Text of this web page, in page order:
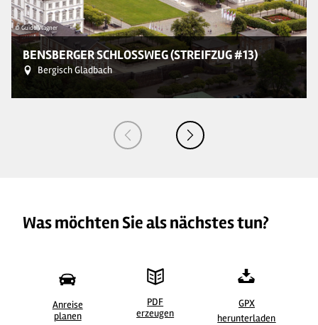
© Guido Wagner
BENSBERGER SCHLOSSWEG (STREIFZUG #13)
Bergisch Gladbach
| Guido Wagner
Was möchten Sie als nächstes tun?
Anreise
planen
PDF
erzeugen
GPX
herunterladen